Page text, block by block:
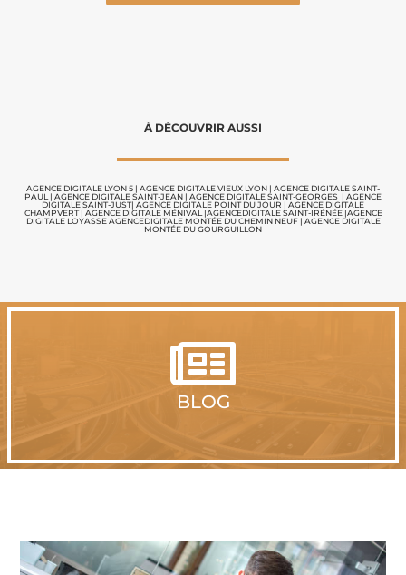
À DÉCOUVRIR AUSSI
AGENCE DIGITALE LYON 5 | AGENCE DIGITALE VIEUX LYON | AGENCE DIGITALE SAINT-
PAUL | AGENCE DIGITALE SAINT-JEAN | AGENCE DIGITALE SAINT-GEORGES | AGENCE
DIGITALE SAINT-JUST| AGENCE DIGITALE POINT DU JOUR | AGENCE DIGITALE
CHAMPVERT| AGENCE DIGITALE MÉNIVAL |AGENCEDIGITALE SAINT-IRÉNÉE |AGENCE
DIGITALE LOYASSEAGENCEDIGITALE MONTÉE DU CHEMIN NEUF| AGENCE DIGITALE
MONTÉE DU GOURGUILLON

BLOG